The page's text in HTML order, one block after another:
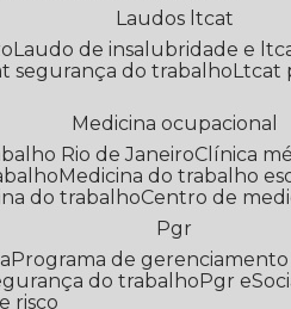
Laudos ltcat
Laudo de insalubridade e
segurança do trabalho
Medicina ocupacional
Rio de Janeiro Clínica
Medicina do trabalho
do trabalho Centro de
Pgr
Programa de
do trabalho Pgr
risco